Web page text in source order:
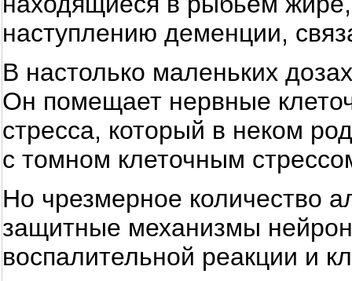
наступлению деменции,
В настолько маленьких
Он помещает нервные
стресса, который в неком
с томном клеточным
Но чрезмерное количество
защитные механизмы
воспалительной реакции и